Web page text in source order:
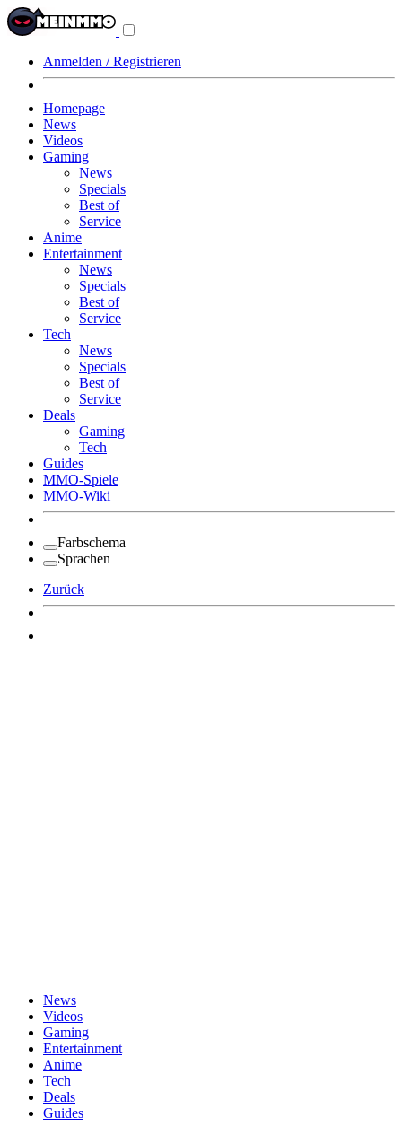
Anmelden / Registrieren
Homepage
News
Videos
Gaming
News
Specials
Best of
Service
Anime
Entertainment
News
Specials
Best of
Service
Tech
News
Specials
Best of
Service
Deals
Gaming
Tech
Guides
MMO-Spiele
MMO-Wiki
Farbschema
Sprachen
Zurück
News
Videos
Gaming
Entertainment
Anime
Tech
Deals
Guides